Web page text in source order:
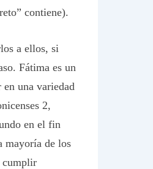
contiene).
a ellos, si
Fátima es un
en una variedad
2,
en el fin
mayoría de los
cumplir